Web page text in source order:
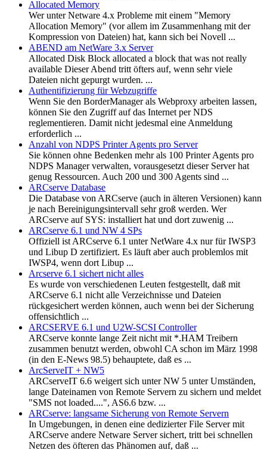
Allocated Memory
Wer unter Netware 4.x Probleme mit einem "Memory
Allocation Memory" (vor allem im Zusammenhang mit der
Kompression von Dateien) hat, kann sich bei Novell ...
ABEND am NetWare 3.x Server
Allocated Disk Block allocated a block that was not really
available Dieser Abend tritt öfters auf, wenn sehr viele
Dateien nicht gepurgt wurden. ...
Authentifizierung für Webzugriffe
Wenn Sie den BorderManager als Webproxy arbeiten lassen,
können Sie den Zugriff auf das Internet per NDS
reglementieren. Damit nicht jedesmal eine Anmeldung
erforderlich ...
Anzahl von NDPS Printer Agents pro Server
Sie können ohne Bedenken mehr als 100 Printer Agents pro
NDPS Manager verwalten, vorausgesetzt dieser Server hat
genug Ressourcen. Auch 200 und 300 Agents sind ...
ARCserve Database
Die Database von ARCserve (auch in älteren Versionen) kann
je nach Bereinigungsintervall sehr groß werden. Wer
ARCserve auf SYS: installiert hat und dort zuwenig ...
ARCserve 6.1 und NW 4 SPs
Offiziell ist ARCserve 6.1 unter NetWare 4.x nur für IWSP3
und Libup D zertifiziert. Es läuft aber auch problemlos mit
IWSP4, wenn dort Libup ...
Arcserve 6.1 sichert nicht alles
Es wurde von verschiedenen Leuten festgestellt, daß mit
ARCserve 6.1 nicht alle Verzeichnisse und Dateien
rückgesichert werden können, auch wenn bei der Sicherung
offensichtlich ...
ARCSERVE 6.1 und U2W-SCSI Controller
ARCserve konnte lange Zeit nicht mit *.HAM Treibern
zusammen benutzt werden, obwohl CA schon im März 1998
(in den E-News 98.5) behauptete, daß es ...
ArcServeIT + NW5
ARCserveIT 6.6 weigert sich unter NW 5 unter Umständen,
lange Dateinamen von Remote Servern zu sichern und meldet
"SMS not loaded....", AS6.6 bzw. ...
ARCserve: langsame Sicherung von Remote Servern
In Umgebungen, in denen eine dedizierter File Server mit
ARCserve andere Netware Server sichert, tritt bei schnellen
Netzen des öfteren das Phänomen auf, daß ...